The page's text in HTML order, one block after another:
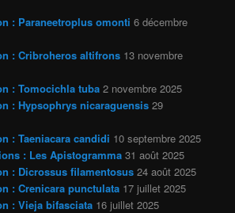
: Paraneetroplus omonti 6 décembre
: Cribroheros altifrons 13 novembre
: Tomocichla tuba 2 novembre 2025
: Hypsophrys nicaraguensis 29
: Taeniacara candidi 10 septembre 2025
: Les Apistogramma 31 août 2025
: Dicrossus filamentosus 24 août 2025
: Crenicara punctulata 17 juillet 2025
: Vieja bifasciata 16 juillet 2025